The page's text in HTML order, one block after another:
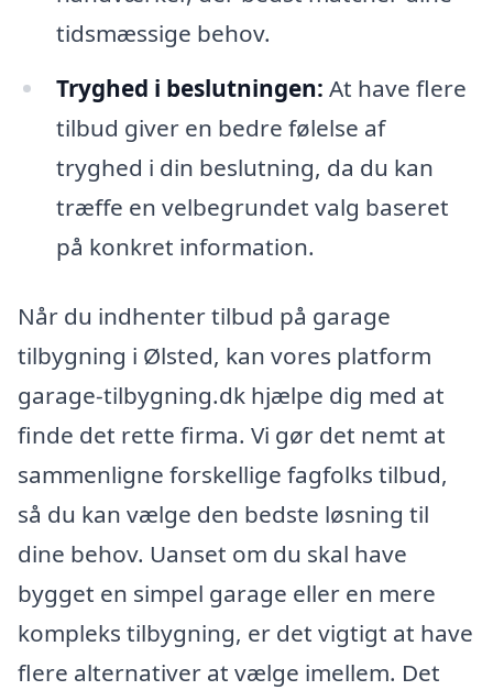
tidsmæssige behov.
Tryghed i beslutningen: At have flere
tilbud giver en bedre følelse af
tryghed i din beslutning, da du kan
træffe en velbegrundet valg baseret
på konkret information.
Når du indhenter tilbud på garage
tilbygning i Ølsted, kan vores platform
garage-tilbygning.dk hjælpe dig med at
finde det rette firma. Vi gør det nemt at
sammenligne forskellige fagfolks tilbud,
så du kan vælge den bedste løsning til
dine behov. Uanset om du skal have
bygget en simpel garage eller en mere
kompleks tilbygning, er det vigtigt at have
flere alternativer at vælge imellem. Det